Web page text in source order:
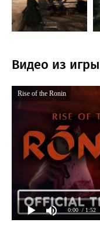
Видео из игры
Rise of the Ronin
0:00 / 1:52